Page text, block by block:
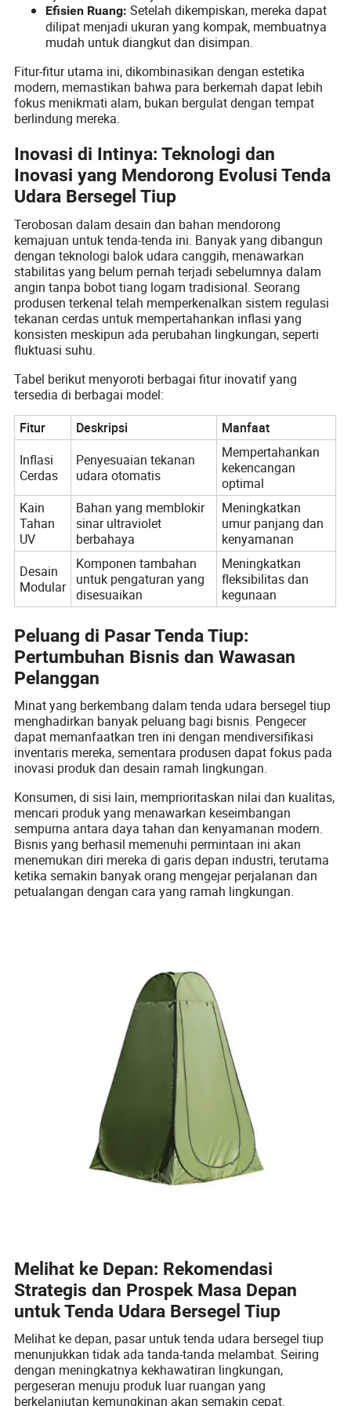
Efisien Ruang: Setelah dikempiskan, mereka dapat
dilipat menjadi ukuran yang kompak, membuatnya
mudah untuk diangkut dan disimpan.
Fitur-fitur utama ini, dikombinasikan dengan estetika
modern, memastikan bahwa para berkemah dapat lebih
fokus menikmati alam, bukan bergulat dengan tempat
berlindung mereka.
Inovasi di Intinya: Teknologi dan
Inovasi yang Mendorong Evolusi Tenda
Udara Bersegel Tiup
Terobosan dalam desain dan bahan mendorong
kemajuan untuk tenda-tenda ini. Banyak yang dibangun
dengan teknologi balok udara canggih, menawarkan
stabilitas yang belum pernah terjadi sebelumnya dalam
angin tanpa bobot tiang logam tradisional. Seorang
produsen terkenal telah memperkenalkan sistem regulasi
tekanan cerdas untuk mempertahankan inflasi yang
konsisten meskipun ada perubahan lingkungan, seperti
fluktuasi suhu.
Tabel berikut menyoroti berbagai fitur inovatif yang
tersedia di berbagai model:
Fitur
Deskripsi
Manfaat
Inflasi
Cerdas
Penyesuaian tekanan
udara otomatis
Mempertahankan
kekencangan
optimal
Kain
Tahan
UV
Bahan yang memblokir
sinar ultraviolet
berbahaya
Meningkatkan
umur panjang dan
kenyamanan
Desain
Modular
Komponen tambahan
untuk pengaturan yang
disesuaikan
Meningkatkan
fleksibilitas dan
kegunaan
Peluang di Pasar Tenda Tiup:
Pertumbuhan Bisnis dan Wawasan
Pelanggan
Minat yang berkembang dalam tenda udara bersegel tiup
menghadirkan banyak peluang bagi bisnis. Pengecer
dapat memanfaatkan tren ini dengan mendiversifikasi
inventaris mereka, sementara produsen dapat fokus pada
inovasi produk dan desain ramah lingkungan.
Konsumen, di sisi lain, memprioritaskan nilai dan kualitas,
mencari produk yang menawarkan keseimbangan
sempurna antara daya tahan dan kenyamanan modern.
Bisnis yang berhasil memenuhi permintaan ini akan
menemukan diri mereka di garis depan industri, terutama
ketika semakin banyak orang mengejar perjalanan dan
petualangan dengan cara yang ramah lingkungan.
Melihat ke Depan: Rekomendasi
Strategis dan Prospek Masa Depan
untuk Tenda Udara Bersegel Tiup
Melihat ke depan, pasar untuk tenda udara bersegel tiup
menunjukkan tidak ada tanda-tanda melambat. Seiring
dengan meningkatnya kekhawatiran lingkungan,
pergeseran menuju produk luar ruangan yang
berkelanjutan kemungkinan akan semakin cepat.